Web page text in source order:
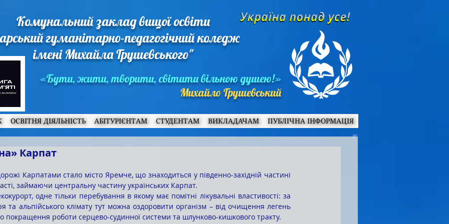
Комунальний заклад вищої освіти
гуманітарно-педагогічний коледж
імені Михайла Грушевського"
«Бути, жити, творити, світити вільною душею!»
Михайло Грушевський
ОСВІТНЯ ДІЯЛЬНІСТЬ АБІТУРІЄНТАМ СТУДЕНТАМ ВИКЛАДАЧАМ ПУБЛІЧНА ІНФОРМАЦІЯ
Карпат
займаючи центральну частину українських Карпат.
та альпійського клімату тут можна оздоровити організм – від очищення легень
покращення роботи серцево-судинної системи та шлунково-кишкового тракту.